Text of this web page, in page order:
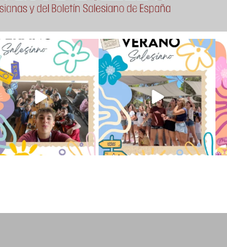
viviendo la alegría en el
campamento Caravio...
91 2
Que bonito todo lo que han vivido
en el campamento...
251 2